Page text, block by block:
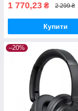
1 770,23 ₴ 2 299 ₴
Купити
–20%